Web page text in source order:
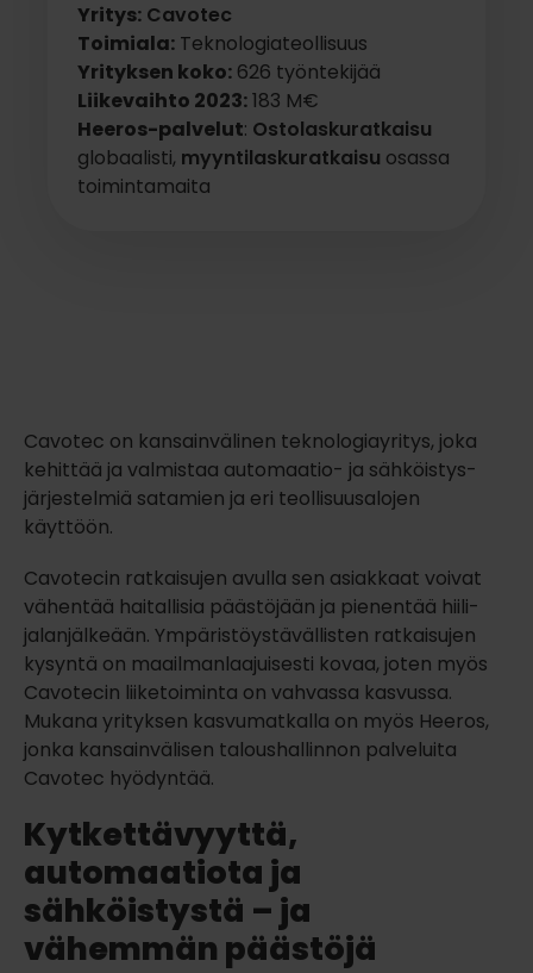
Yritys: Cavotec
Toimiala: Teknologiateollisuus
Yrityksen koko: 626 työntekijää
Liikevaihto 2023:183 M€
Heeros-palvelut: Ostolaskuratkaisu
globaalisti, myyntilaskuratkaisu osassa
toimintamaita
Cavotec on kansainvälinen teknologiayritys, joka
kehittää ja valmistaa automaatio- ja sähköistys­
järjestelmiä satamien ja eri teollisuusalojen
käyttöön.
Cavotecin ratkaisujen avulla sen asiakkaat voivat
vähentää haitallisia päästöjään ja pienentää hiili­
jalanjälkeään. Ympäristö­ystävällisten ratkaisujen
kysyntä on maailman­laajuisesti kovaa, joten myös
Cavotecin liike­toiminta on vahvassa kasvussa.
Mukana yrityksen kasvumatkalla on myös Heeros,
jonka kansainvälisen taloushallinnon palveluita
Cavotec hyödyntää.
Kytkettävyyttä,
automaatiota ja
sähköistystä – ja
vähemmän päästöjä